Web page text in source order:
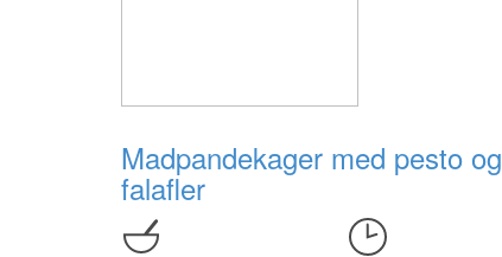
Madpandekager med pesto og
falafler